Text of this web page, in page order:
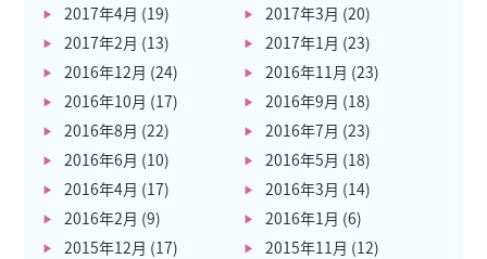
2017年4月 (19) 2017年3月 (20)
2017年2月 (13) 2017年1月 (23)
2016年12月 (24) 2016年11月 (23)
2016年10月 (17) 2016年9月 (18)
2016年8月 (22) 2016年7月 (23)
2016年6月 (10) 2016年5月 (18)
2016年4月 (17) 2016年3月 (14)
2016年2月 (9) 2016年1月 (6)
2015年12月 (17) 2015年11月 (12)